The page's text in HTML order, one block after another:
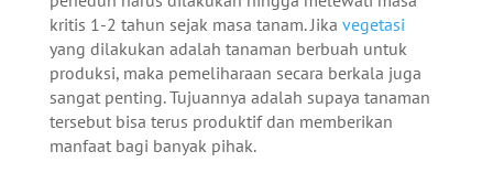
kritis 1-2 tahun sejak masa tanam. Jika vegetasi
yang dilakukan adalah tanaman berbuah untuk
produksi, maka pemeliharaan secara berkala juga
sangat penting. Tujuannya adalah supaya tanaman
tersebut bisa terus produktif dan memberikan
manfaat bagi banyak pihak.